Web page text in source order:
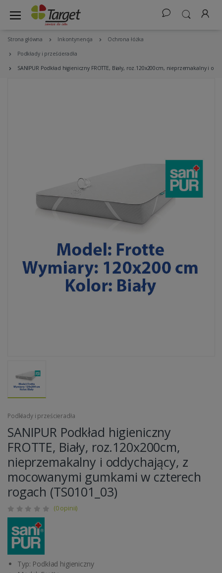
Strona główna Inkontynencja Ochrona łóżka
Podkłady i prześcieradła
SANIPUR Podkład higieniczny FROTTE, Biały, roz.120x200cm, nieprzemakalny i
Podkłady i prześcieradła
SANIPUR Podkład higieniczny
FROTTE, Biały, roz.120x200cm,
nieprzemakalny i oddychający, z
mocowanymi gumkami w czterech
rogach (TS0101_03)
(0 opinii)
Typ: Podkład higieniczny